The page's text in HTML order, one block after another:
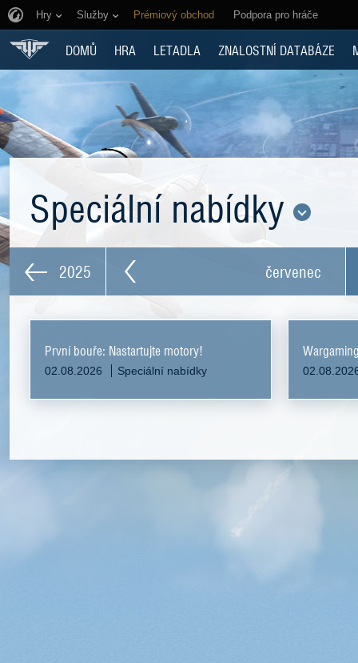
Hry Služby Prémiový obchod Podpora pro hráče
DOMŮ HRA LETADLA ZNALOSTNÍ DATABÁZE
Speciální nabídky
2025 červenec
První bouře: Nastartujte motory!
02.08.2026 Speciální nabídky